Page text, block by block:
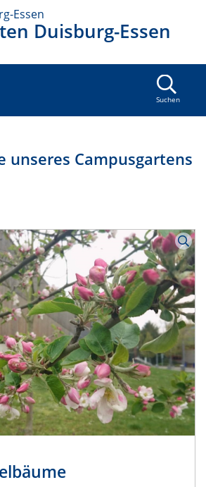
Essen
Duisburg-Essen
Suchen
unseres Campusgartens